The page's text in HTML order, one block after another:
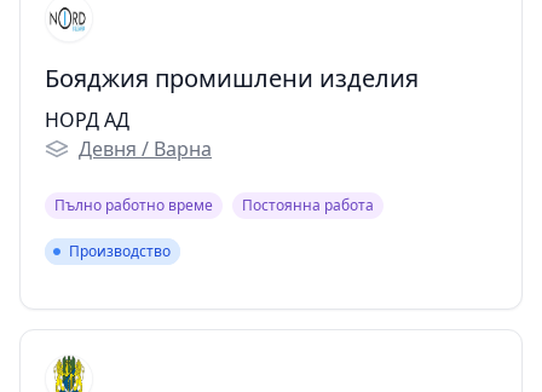
Бояджия промишлени изделия
НОРД АД
Девня / Варна
Пълно работно време Постоянна работа
Производство
Производство